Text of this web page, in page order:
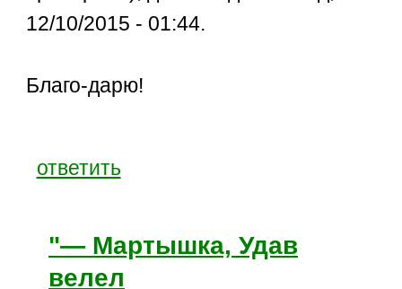
12/10/2015 - 01:44.
Благо-дарю!
ответить
"— Мартышка, Удав
велел